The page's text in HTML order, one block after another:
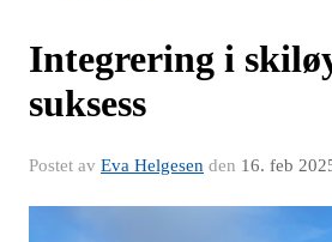
Integrering i
suksess
Postet av Eva Helgesen den 16. feb